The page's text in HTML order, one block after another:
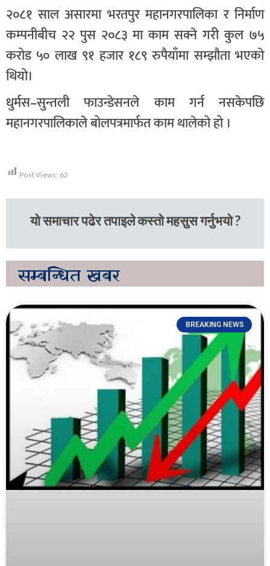
२०८१ साल असारमा भरतपुर महानगरपालिका र निर्माण
कम्पनीबीच २२ पुस २०८३ मा काम सक्ने गरी कुल ७५
करोड ५० लाख ९१ हजार १८९ रुपैयाँमा सम्झौता भएको
थियो।
धुर्मस–सुन्तली फाउन्डेसनले काम गर्न नसकेपछि
महानगरपालिकाले बोलपत्रमार्फत काम थालेको हो ।
Post Views: 62
यो समाचार पढेर तपाइले कस्तो महसुस गर्नुभयो ?
सम्बन्धित खबर
BREAKING NEWS